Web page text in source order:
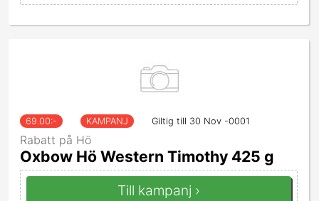
69.00:- KAMPANJ Giltig till 30 Nov -0001
Rabatt på Hö
Oxbow Hö Western Timothy 425 g
Till kampanj ›